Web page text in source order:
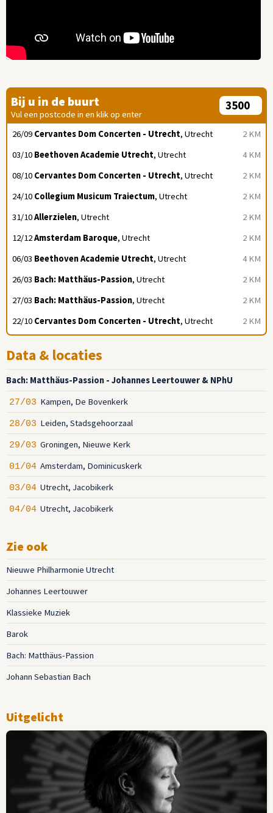
Bij u in de buurt
Vul een postcode in en klik op enter
2 KM
26/09 Cervantes Dom Concerten - Utrecht, Utrecht
4 KM
03/10 Beethoven Academie Utrecht, Utrecht
2 KM
08/10 Cervantes Dom Concerten - Utrecht, Utrecht
2 KM
24/10 Collegium Musicum Traiectum, Utrecht
2 KM
31/10Allerzielen, Utrecht
2 KM
12/12Amsterdam Baroque, Utrecht
4 KM
06/03 Beethoven Academie Utrecht, Utrecht
2 KM
26/03 Bach: Matthäus-Passion, Utrecht
2 KM
27/03 Bach: Matthäus-Passion, Utrecht
2 KM
22/10 Cervantes Dom Concerten - Utrecht, Utrecht
Data & locaties
Bach: Matthäus-Passion - Johannes Leertouwer & NPhU
27/03 Kampen, De Bovenkerk
28/03 Leiden, Stadsgehoorzaal
29/03 Groningen, Nieuwe Kerk
01/04 Amsterdam, Dominicuskerk
03/04 Utrecht, Jacobikerk
04/04 Utrecht, Jacobikerk
Zie ook
Nieuwe Philharmonie Utrecht
Johannes Leertouwer
Klassieke Muziek
Barok
Bach: Matthäus-Passion
Johann Sebastian Bach
Uitgelicht